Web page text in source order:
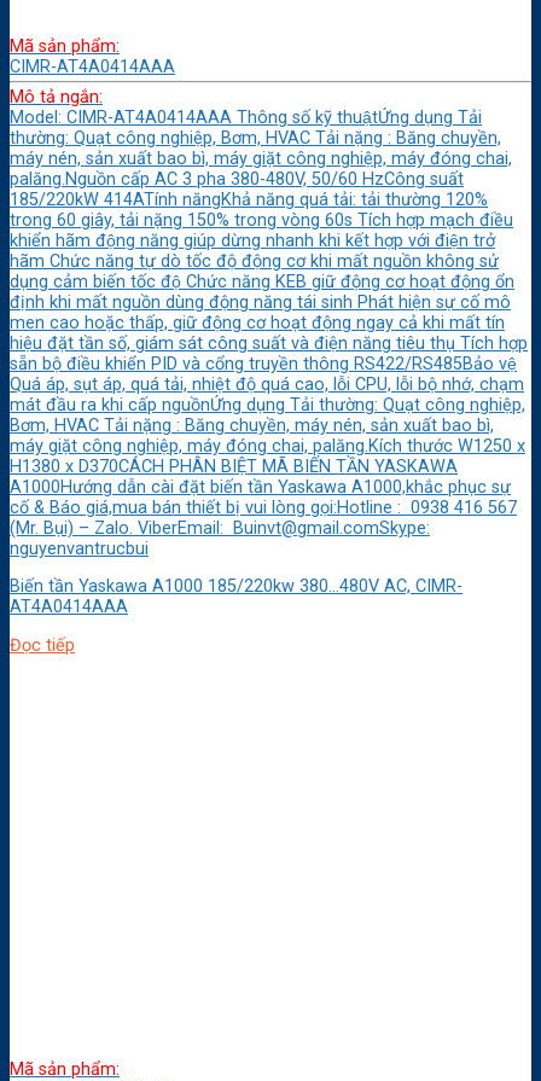
Mã sản phẩm:
CIMR-AT4A0414AAA
Mô tả ngắn:
Model: CIMR-AT4A0414AAA Thông số kỹ thuậtỨng dụng Tải
thường: Quạt công nghiệp, Bơm, HVAC Tải nặng : Băng chuyền,
máy nén, sản xuất bao bì, máy giặt công nghiệp, máy đóng chai,
palăng.Nguồn cấp AC 3 pha 380-480V, 50/60 HzCông suất
185/220kW 414ATính năngKhả năng quá tải: tải thường 120%
trong 60 giây, tải nặng 150% trong vòng 60s Tích hợp mạch điều
khiển hãm động năng giúp dừng nhanh khi kết hợp với điện trở
hãm Chức năng tự dò tốc độ động cơ khi mất nguồn không sử
dụng cảm biến tốc độ Chức năng KEB giữ động cơ hoạt động ổn
định khi mất nguồn dùng động năng tái sinh Phát hiện sự cố mô
men cao hoặc thấp, giữ động cơ hoạt động ngay cả khi mất tín
hiệu đặt tần số, giám sát công suất và điện năng tiêu thụ Tích hợp
sẵn bộ điều khiển PID và cổng truyền thông RS422/RS485Bảo vệ
Quá áp, sụt áp, quá tải, nhiệt độ quá cao, lỗi CPU, lỗi bộ nhớ, chạm
mát đầu ra khi cấp nguồnỨng dụng Tải thường: Quạt công nghiệp,
Bơm, HVAC Tải nặng : Băng chuyền, máy nén, sản xuất bao bì,
máy giặt công nghiệp, máy đóng chai, palăng.Kích thước W1250 x
H1380 x D370CÁCH PHÂN BIỆT MÃ BIẾN TẦN YASKAWA
A1000Hướng dẫn cài đặt biến tần Yaskawa A1000,khắc phục sự
cố & Báo giá,mua bán thiết bị vui lòng gọi:Hotline : 0938 416 567
(Mr. Bụi) – Zalo. ViberEmail: Buinvt@gmail.comSkype:
nguyenvantrucbui
Biến tần Yaskawa A1000 185/220kw 380…480V AC, CIMR-
AT4A0414AAA
Đọc tiếp
Mã sản phẩm: